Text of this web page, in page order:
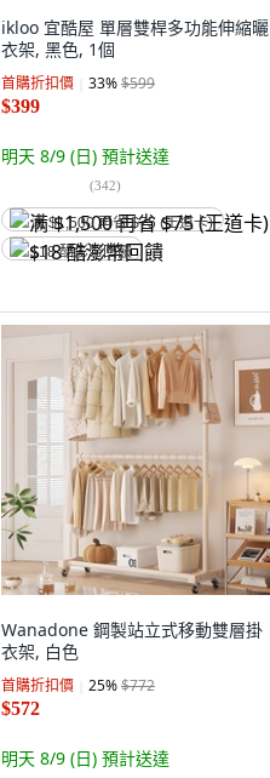
ikloo 宜酷屋 單層雙桿多功能伸縮曬
衣架, 黑色, 1個
首購折扣價 33%$599
$399
明天 8/9 (日) 預計送達
(342)
满 $1,500 再省 $75 (王道卡)
$18 酷澎幣回饋
Wanadone 鋼製站立式移動雙層掛
衣架, 白色
首購折扣價 25%$772
$572
明天 8/9 (日) 預計送達